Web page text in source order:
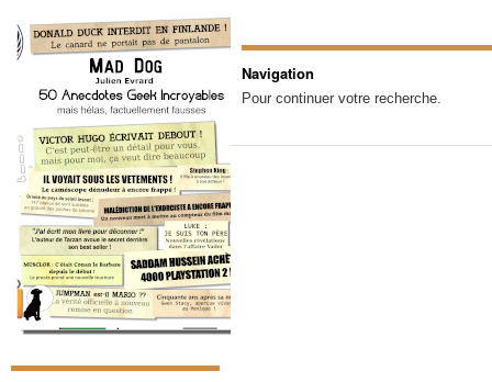
Navigation
Pour continuer votre recherche.